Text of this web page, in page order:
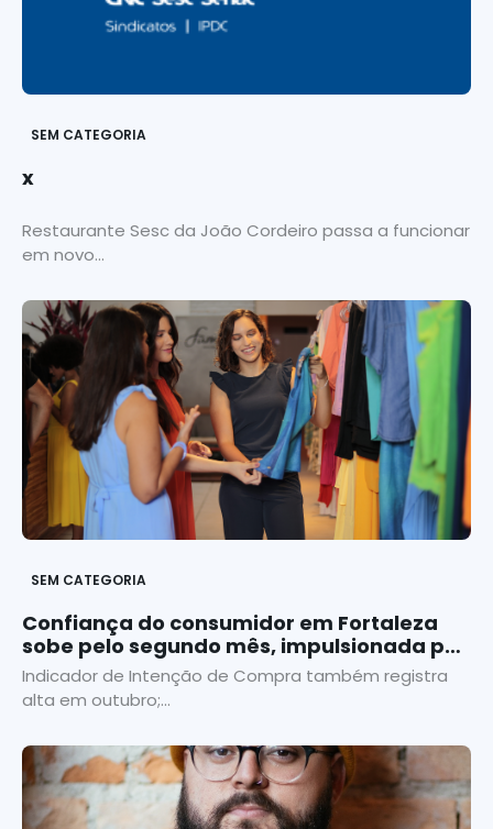
SEM CATEGORIA
x
Restaurante Sesc da João Cordeiro passa a funcionar
em novo...
SEM CATEGORIA
Confiança do consumidor em Fortaleza
sobe pelo segundo mês, impulsionada por
otimismo com o futuro
Indicador de Intenção de Compra também registra
alta em outubro;...